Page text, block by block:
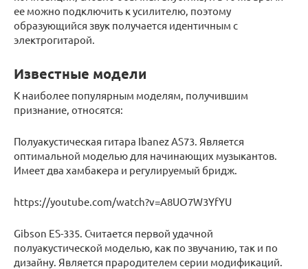
ее можно подключить к усилителю, поэтому
образующийся звук получается идентичным с
электрогитарой.
Известные модели
К наиболее популярным моделям, получившим
признание, относятся:
Полуакустическая гитара Ibanez AS73. Является
оптимальной моделью для начинающих музыкантов.
Имеет два хамбакера и регулируемый бридж.
https://youtube.com/watch?v=A8UO7W3YfYU
Gibson ES-335. Считается первой удачной
полуакустической моделью, как по звучанию, так и по
дизайну. Является прародителем серии модификаций.